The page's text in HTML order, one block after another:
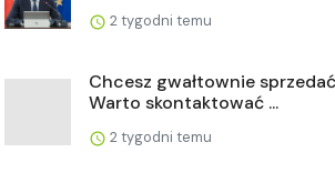
2 tygodni temu
Chcesz gwałtownie
Warto skontaktować ...
2 tygodni temu